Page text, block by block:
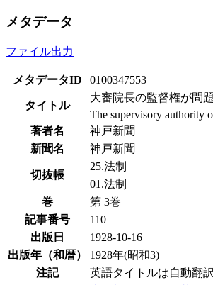
メタデータ
ファイル出力
メタデータID 0100347553
タイトル
大審院長の監督権が問
The supervisory authority
著者名
神戸新聞
新聞名
神戸新聞
切抜帳
25.法制
01.法制
巻
第 3巻
記事番号
110
出版日
1928-10-16
出版年（和暦）
1928年(昭和3)
注記
英語タイトルは自動翻